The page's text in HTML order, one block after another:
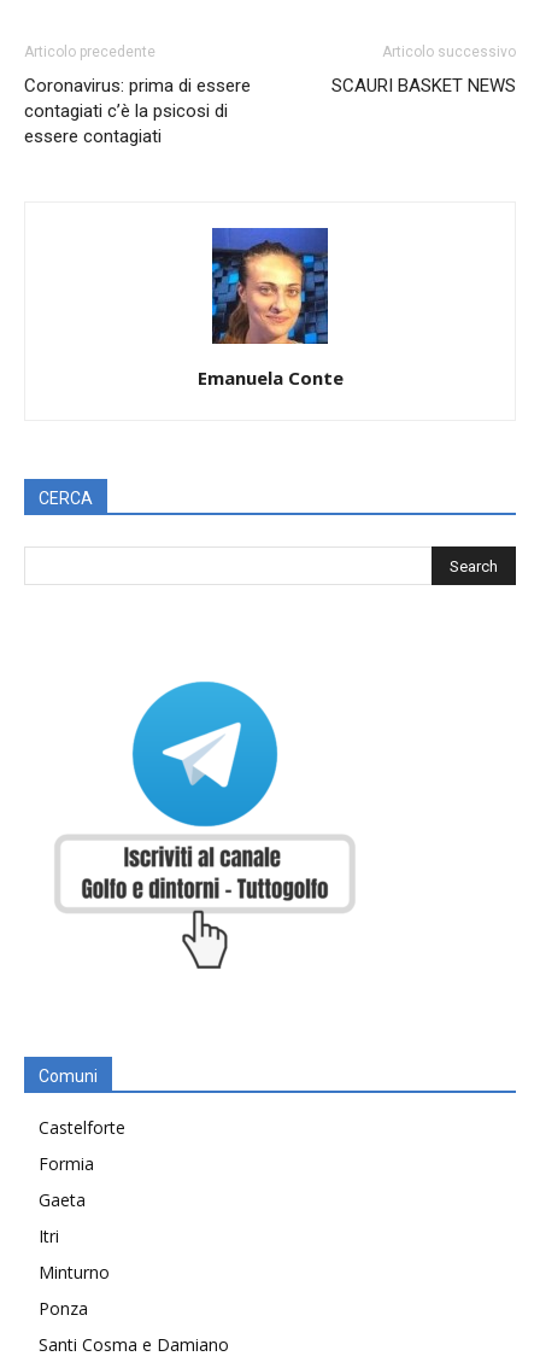
Articolo precedente
Coronavirus: prima di essere
contagiati c’è la psicosi di
essere contagiati
Articolo successivo
SCAURI BASKET NEWS
Emanuela Conte
CERCA
Comuni
Castelforte
Formia
Gaeta
Itri
Minturno
Ponza
Santi Cosma e Damiano